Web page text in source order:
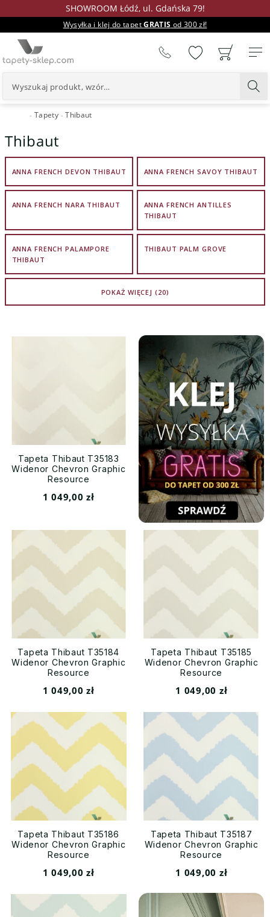
SHOWROOM Łódź, ul. Gdańska 79!
Wysyłka i klej do tapetGRATIS od 300 zł!
24H Tapety Thibaut
Thibaut
ANNA FRENCH DEVON THIBAUT ANNA FRENCH SAVOY THIBAUT
ANNA FRENCH NARA THIBAUT
ANNA FRENCH ANTILLES
THIBAUT
ANNA FRENCH PALAMPORE
THIBAUT
THIBAUT PALM GROVE
POKAŻ WIĘCEJ (20)
Tapeta Thibaut T35183
Widenor Chevron Graphic
Resource
1 049,00 zł
Tapeta Thibaut T35184
Widenor Chevron Graphic
Resource
1 049,00 zł
Tapeta Thibaut T35185
Widenor Chevron Graphic
Resource
1 049,00 zł
Tapeta Thibaut T35186
Widenor Chevron Graphic
Resource
1 049,00 zł
Tapeta Thibaut T35187
Widenor Chevron Graphic
Resource
1 049,00 zł